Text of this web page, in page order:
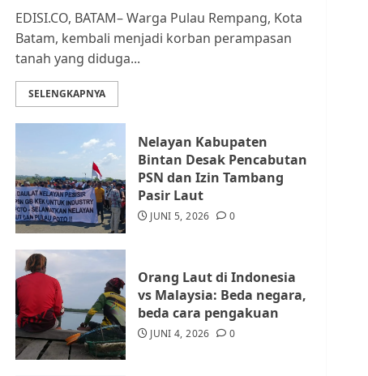
3
Datangi Pemko Batam,
Warga Rempang Protes
Lahan Mereka Diambil
4
Warga Rempang Ajukan
Audiensi dengan Wali
Kota Batam, Soroti
Aktivitas yang Resahkan
Warga
5
Tim Advokasi Desak BP
Batam Berhenti
Merampas Tanah Warga
Rempang
EDISI.CO, BATAM– Warga Pulau Rempang, Kota
Batam, kembali menjadi korban perampasan
tanah yang diduga...
SELENGKAPNYA
Nelayan Kabupaten
Bintan Desak Pencabutan
PSN dan Izin Tambang
Pasir Laut
JUNI 5, 2026 0
Orang Laut di Indonesia
vs Malaysia: Beda negara,
beda cara pengakuan
JUNI 4, 2026 0